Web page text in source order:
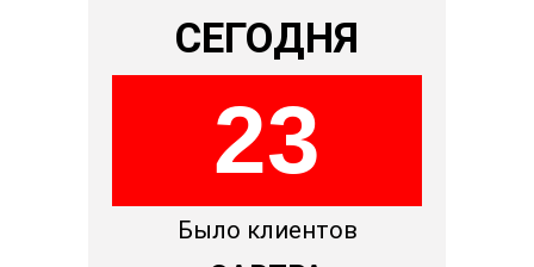
СЕГОДНЯ
23
Было клиентов